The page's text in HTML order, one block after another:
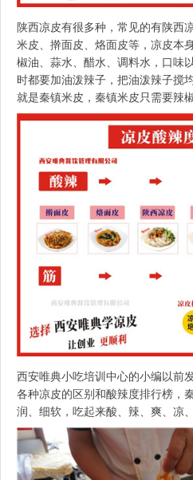
陕西凉皮有很多种，常见的有陕西
米皮、擀面皮、烙面皮等，凉皮本
椒油、蒜水、醋水、调料水，口味
时都要加油泼辣子，把油泼辣子搅
就是秦镇米皮，秦镇米皮只需要辣
西安唯典小吃培训中心的小编以前
各种凉皮的区别和酸辣度排行榜，
润、细软，吃起来酸、辣、爽、凉